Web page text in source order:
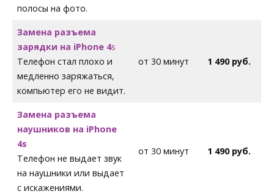
полосы на фото.
Замена разъема
зарядки на iPhone 4s
Телефон стал плохо и
медленно заряжаться,
компьютер его не видит.
от 30 минут 1 490 руб.
Замена разъема
наушников на iPhone
4s
Телефон не выдает звук
на наушники или выдает
с искажениями.
от 30 минут 1 490 руб.